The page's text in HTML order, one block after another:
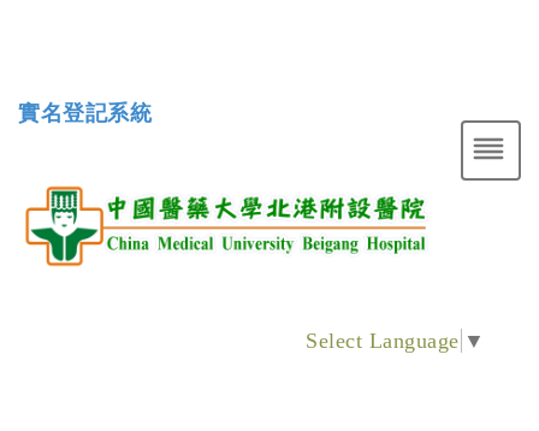
實名登記系統
Select Language ▼